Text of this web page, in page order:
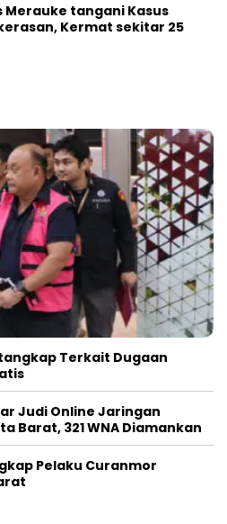
Merauke tangani Kasus
Kermat sekitar 25
Terkait Dugaan
Judi Online Jaringan
Barat, 321 WNA Diamankan
Pelaku Curanmor